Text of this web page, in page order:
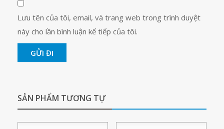
Lưu tên của tôi, email, và trang web trong trình duyệt
này cho lần bình luận kế tiếp của tôi.
SẢN PHẨM TƯƠNG TỰ